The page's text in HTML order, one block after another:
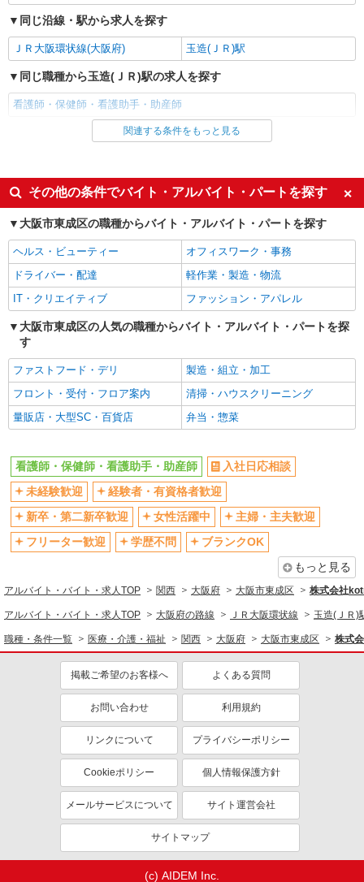
同じ沿線・駅から求人を探す
ＪＲ大阪環状線(大阪府) 玉造(ＪＲ)駅
同じ職種から玉造(ＪＲ)駅の求人を探す
看護師・保健師・看護助手・助産師
同じ雇用形態から玉造(ＪＲ)駅の求人を探す
同じ特徴から玉造(ＪＲ)駅の求人を探す
入社日応相談
未経験歓迎
経験者・有資格者歓迎
新卒・第二新卒歓迎
女性活躍中
主婦・主夫歓迎
フリーター歓迎
学歴不問
ブランクOK
ミドル（40代～）活躍中
エルダー（50代～）活躍中
シニア（60代～）活躍中
高収入・高額
ボーナス・賞与あり
昇給あり
完全週休2日制
フルタイム歓迎
禁煙・分煙
駅直結・駅チカ
車通勤OK
残業少なめ（月20h未満）
交通費支給
社会保険あり
産休・育休取得実績あり
退職金・財形貯蓄制度あり
各種手当（家族・役職・インセン
ティブなど）あり
資格取得支援制度あり
同じ職種から求人を探す
医療・介護・福祉
看護師・保健師・看護助手・助産師
同じ特徴から求人を探す
未経験歓迎
ミドル（40代～）活躍中
ボーナス・賞与あり
車通勤OK
社会保険あり
産休・育休取得実績あり
関連する条件をもっと見る
その他の条件でバイト・アルバイト・パートを探す
大阪市東成区の職種からバイト・アルバイト・パートを探す
ヘルス・ビューティー
オフィスワーク・事務
ドライバー・配達
軽作業・製造・物流
IT・クリエイティブ
ファッション・アパレル
大阪市東成区の人気の職種からバイト・アルバイト・パートを探
す
ファストフード・デリ
製造・組立・加工
フロント・受付・フロア案内
清掃・ハウスクリーニング
量販店・大型SC・百貨店
弁当・惣菜
看護師・保健師・看護助手・助産師
入社日応相談
未経験歓迎
経験者・有資格者歓迎
新卒・第二新卒歓迎
女性活躍中
主婦・主夫歓迎
フリーター歓迎
学歴不問
ブランクOK
もっと見る
アルバイト・バイト・求人TOP 関西 大阪府 大阪市東成区 株式会社
アルバイト・バイト・求人TOP 大阪府の路線 ＪＲ大阪環状線 玉造(ＪＲ)
職種・条件一覧 医療・介護・福祉 関西 大阪府 大阪市東成区 株式
掲載ご希望のお客様へ よくある質問
お問い合わせ 利用規約
リンクについて プライバシーポリシー
Cookieポリシー 個人情報保護方針
メールサービスについて サイト運営会社
サイトマップ
(c) AIDEM Inc.